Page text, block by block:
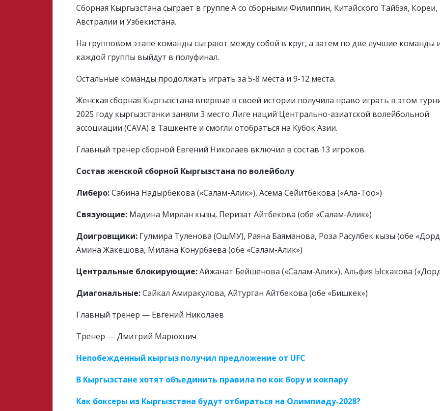
Сборная Кыргызстана сыграет в группе А со сборными Филиппин, Китайского Тайбэя, Кореи,
Австралии и Узбекистана.
На групповом этапе команды сыграют между собой в круг, а затем по две лучшие команды
каждой группы выйдут в полуфинал.
Остальные команды продолжать играть за 5-8 места и 9-12 места.
Женская сборная Кыргызстана впервые в своей истории получила право играть в этом
2025 году кыргызстанки заняли 3 место Лиге наций Центрально-азиатской волейбольной
ассоциации (CAVA) в Ташкенте и смогли отобраться на Кубок Азии.
Главный тренер сборной Евгений Николаев включил в состав 13 игроков.
Состав женской сборной Кыргызстана по волейболу
Либеро:Сабина Надырбекова («Салам-Алик»), Асема Сейитбекова («Ала-Тоо»)
Связующие: Мадина Мирлан кызы, Перизат Айтбекова (обе «Салам-Алик»)
Доигровщики: Гулмира Туленова (ОшМУ), Раяна Баяманова, Роза Расулбек кызы (обе
Амина Жакешова, Милана Конурбаева (обе «Салам-Алик»)
Центральные блокирующие:Айжанат Бейшенова («Салам-Алик»), Альфия Ыскакова
Диагональные:Сайкал Амиракулова, Айтурган Айтбекова (обе «Бишкек»)
Главный тренер — Евгений Николаев
Тренер — Дмитрий Марюхнич
Непобежденный кыргыз получил предложение от UFC
В Кыргызстане хотят объединить правила по кок бору и кокпару
Как боксеры из Кыргызстана будут отбираться на Олимпиаду-2028?